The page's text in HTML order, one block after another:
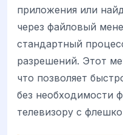
приложения или
через файловый
стандартный
разрешений. Этот
что позволяет
без необходимости
телевизору с